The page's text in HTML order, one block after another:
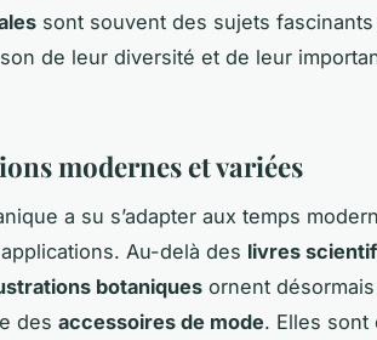
sont souvent des sujets fascinants
de leur diversité et de leur
modernes et variées
a su s’adapter aux temps
Au-delà des livres
botaniques ornent
des accessoires de mode. Elles sont